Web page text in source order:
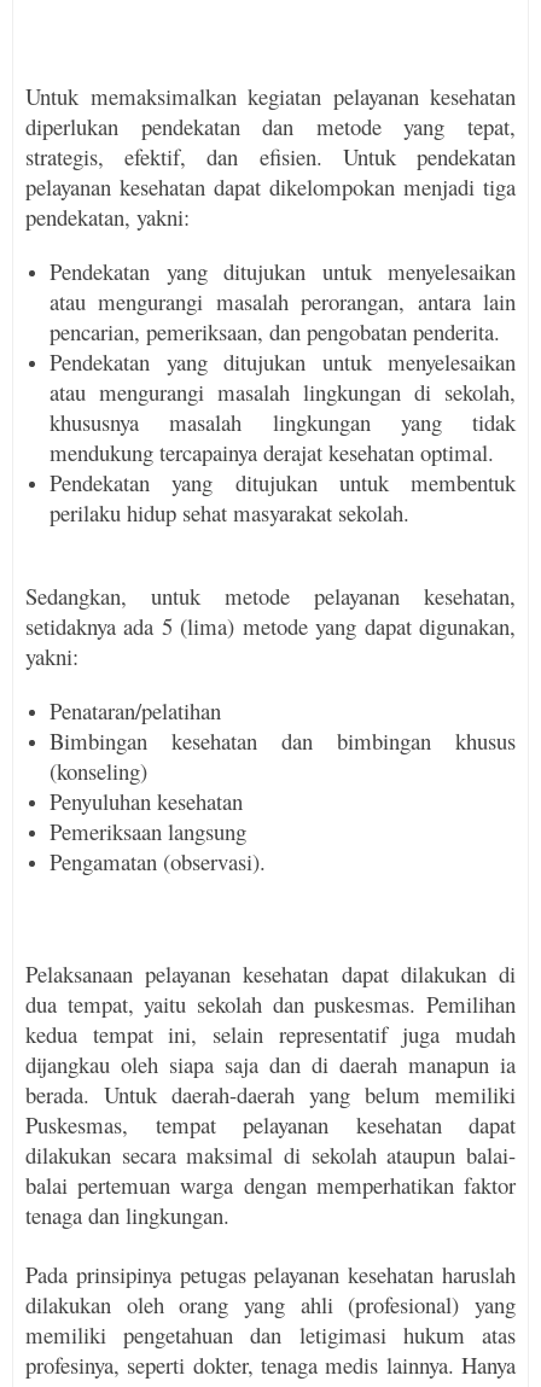
Untuk memaksimalkan kegiatan pelayanan kese­hatan
diperlukan pendekatan dan metode yang tepat,
strategis, efektif, dan efisien. Untuk pende­katan
pelayanan kesehatan dapat dikelom­pokan menjadi tiga
pendekatan, yakni:
Pendekatan yang ditujukan untuk menyele­saikan
atau mengurangi masalah perorangan, antara lain
pencarian, pemeriksaan, dan pengobatan penderita.
Pendekatan yang ditujukan untuk menyele­saikan
atau mengurangi masalah lingkungan di sekolah,
khususnya masalah lingkungan yang tidak
mendukung tercapainya derajat kesehatan optimal.
Pendekatan yang ditujukan untuk membentuk
perilaku hidup sehat masyarakat sekolah.
Sedangkan, untuk metode pelayanan kesehatan,
setidaknya ada 5 (lima) metode yang dapat digunakan,
yakni:
Penataran/pelatihan
Bimbingan kesehatan dan bimbingan khusus
(konseling)
Penyuluhan kesehatan
Pemeriksaan langsung
Pengamatan (observasi).
Pelaksanaan pelayanan kesehatan dapat dilakukan di
dua tempat, yaitu sekolah dan puskesmas. Pemilihan
kedua tempat ini, selain representatif juga mudah
dijangkau oleh siapa saja dan di daerah manapun ia
berada. Untuk daerah-daerah yang belum memiliki
Puskesmas, tempat pelayanan kese­hatan dapat
dilakukan secara maksimal di sekolah ataupun balai-
balai pertemuan warga dengan mem­per­hatikan faktor
tenaga dan lingkungan.
Pada prinsipinya petugas pelayanan kesehatan haruslah
dilakukan oleh orang yang ahli (profesional) yang
memiliki pengetahuan dan letigimasi hukum atas
profesinya, seperti dokter, tenaga medis lainnya. Hanya